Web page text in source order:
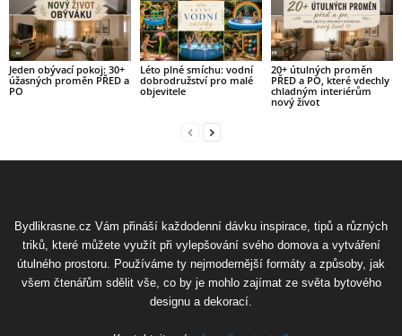
Jeden obývací pokoj: 30+
úžasných proměn PŘED a
PO
Léto plné smíchu: vodní
dobrodružství pro malé
objevitele
20+ útulných proměn
PŘED a PO, které vdechly
chladným interiérům
nový život
Bydlikrasne.cz Vám přináší každodenní dávku inspirace, tipů a různých
triků, které můžete využít při vylepšování svého domova a vytváření
útulného prostoru. Používáme ty nejmodernější formáty a způsoby, jak
všem čtenářům sdělit vše, co by je mohlo zajímat ze světa bytového
designu a dekorací.